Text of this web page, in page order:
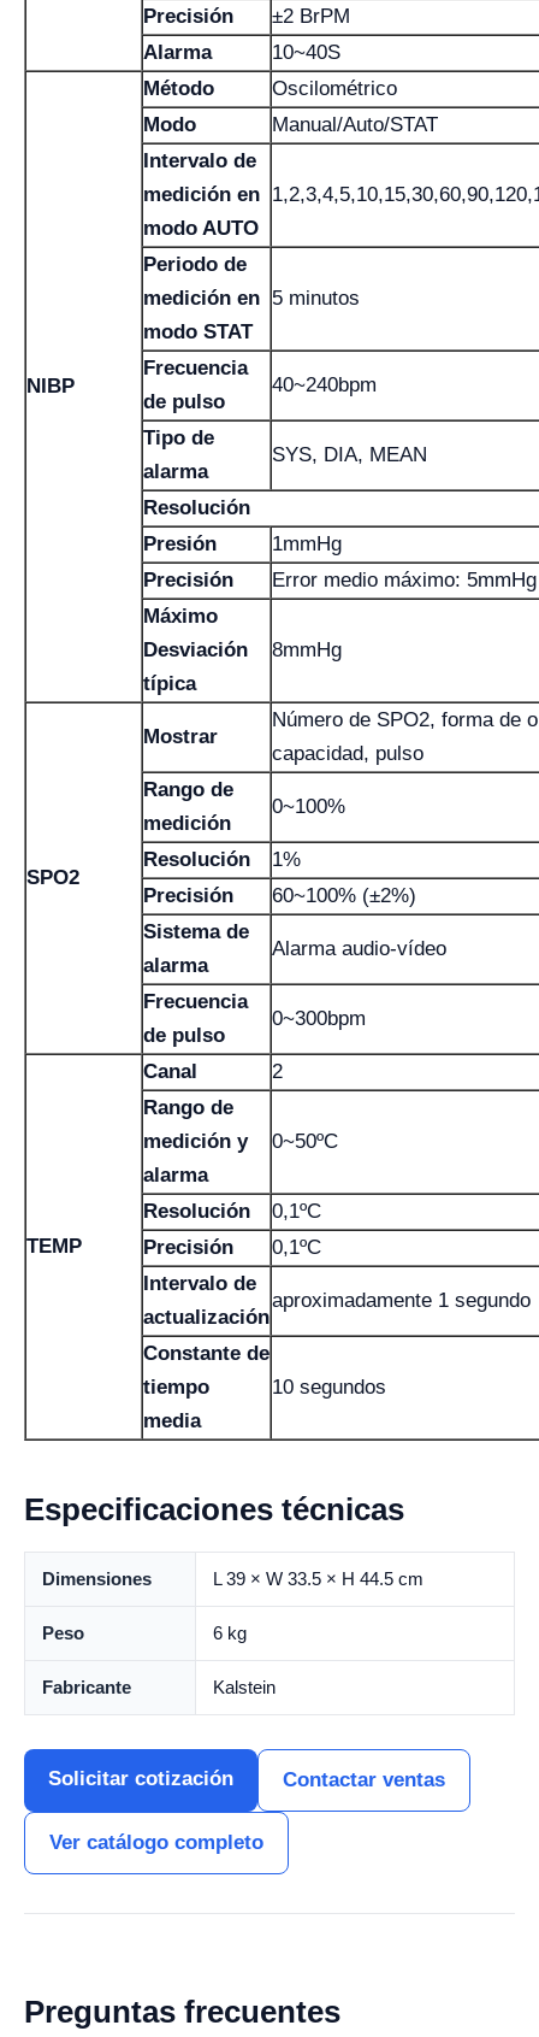
Precisión
±2 BrPM
Alarma
10~40S
NIBP
Método
Oscilométrico
Modo
Manual/Auto/STAT
Intervalo de
medición en
modo AUTO
Periodo de
medición en
modo STAT
5 minutos
Frecuencia
de pulso
40~240bpm
Tipo de
alarma
SYS, DIA, MEAN
Resolución
Presión
1mmHg
Precisión
Error medio máximo: 5mmHg
Máximo
Desviación
típica
8mmHg
SPO2
Mostrar
Número de SPO2, forma de
capacidad, pulso
Rango de
medición
0~100%
Resolución
1%
Precisión
60~100% (±2%)
Sistema de
alarma
Alarma audio-vídeo
Frecuencia
de pulso
0~300bpm
TEMP
Canal
2
Rango de
medición y
alarma
0~50ºC
Resolución
0,1ºC
Precisión
0,1ºC
Intervalo de
actualización
aproximadamente 1 segundo
Constante de
tiempo
media
10 segundos
Especificaciones técnicas
Dimensiones L 39 × W 33.5 × H 44.5 cm
Peso 6 kg
Fabricante Kalstein
Solicitar cotización Contactar ventas
Ver catálogo completo
Preguntas frecuentes